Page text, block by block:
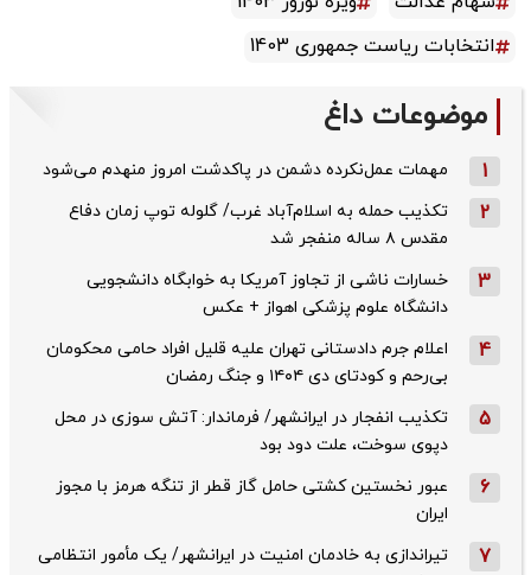
انتخابات ریاست جمهوری 1403
موضوعات داغ
1 مهمات عمل‌نکرده دشمن در پاکدشت امروز منهدم می‌شود
2
تکذیب حمله به اسلام‌آباد غرب/ گلوله توپ زمان دفاع
مقدس ۸ ساله منفجر شد
3
خسارات ناشی از تجاوز آمریکا به خوابگاه دانشجویی
دانشگاه علوم پزشکی اهواز + عکس
4
اعلام جرم دادستانی تهران علیه قلیل افراد حامی محکومان
بی‌رحم و کودتای دی‌ ۱۴۰۴ و جنگ رمضان
5
تکذیب ‌انفجار در ایرانشهر/ فرماندار: آتش سوزی در محل
دپوی سوخت، علت دود بود
6
عبور نخستین کشتی حامل گاز قطر از تنگه هرمز با مجوز
ایران
7
تیراندازی به خادمان امنیت در ایرانشهر/ یک مأمور انتظامی